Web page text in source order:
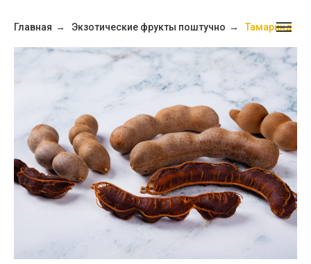
Главная → Экзотические фрукты поштучно → Тамаринд